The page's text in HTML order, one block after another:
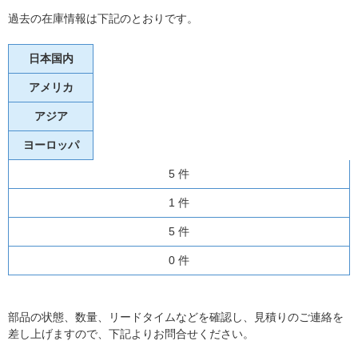
過去の在庫情報は下記のとおりです。
日本国内
アメリカ
アジア
ヨーロッパ
5 件
1 件
5 件
0 件
部品の状態、数量、リードタイムなどを確認し、見積りのご連絡を
差し上げますので、下記よりお問合せください。